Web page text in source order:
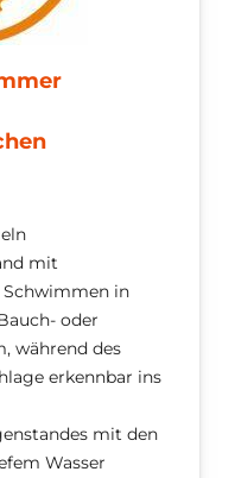
mit
Schwimmen in
oder
während des
erkennbar ins
mit den
Wasser